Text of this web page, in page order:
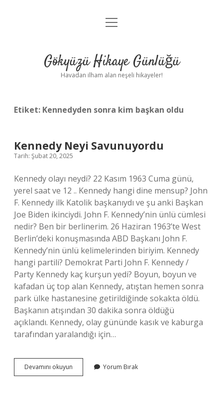
Anasayfa
Yasal Uyarı
menüyü
Gökyüzü Hikaye Günlüğü
Havadan ilham alan neşeli hikayeler!
Etiket: Kennedyden sonra kim başkan oldu
Kennedy Neyi Savunuyordu
Tarih: Şubat 20, 2025
Kennedy olayı neydi? 22 Kasım 1963 Cuma günü,
yerel saat ve 12 .. Kennedy hangi dine mensup? John
F. Kennedy ilk Katolik başkanıydı ve şu anki Başkan
Joe Biden ikinciydi. John F. Kennedy’nin ünlü cümlesi
nedir? Ben bir berlinerim. 26 Haziran 1963’te West
Berlin’deki konuşmasında ABD Başkanı John F.
Kennedy’nin ünlü kelimelerinden biriyim. Kennedy
hangi partili? Demokrat Parti John F. Kennedy /
Party Kennedy kaç kurşun yedi? Boyun, boyun ve
kafadan üç top alan Kennedy, atıştan hemen sonra
park ülke hastanesine getirildiğinde sokakta öldü.
Başkanın atışından 30 dakika sonra öldüğü
açıklandı. Kennedy, olay gününde kasık ve kaburga
tarafından yaralandığı için…
Devamını okuyun Kennedy
Neyi
Yorum Bırak